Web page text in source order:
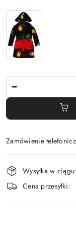
Zamówienie
Dostępność
i
dostawa
Wysyłka w ciągu:
Cena przesyłki: